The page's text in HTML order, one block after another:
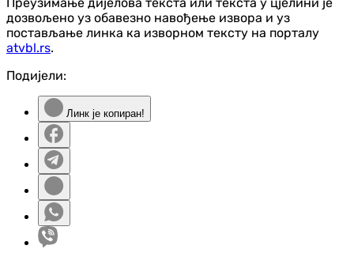
дозвољено уз обавезно навођење извора и уз
постављање линка ка изворном тексту на порталу
atvbl.rs.
Подијели:
Линк је копиран!